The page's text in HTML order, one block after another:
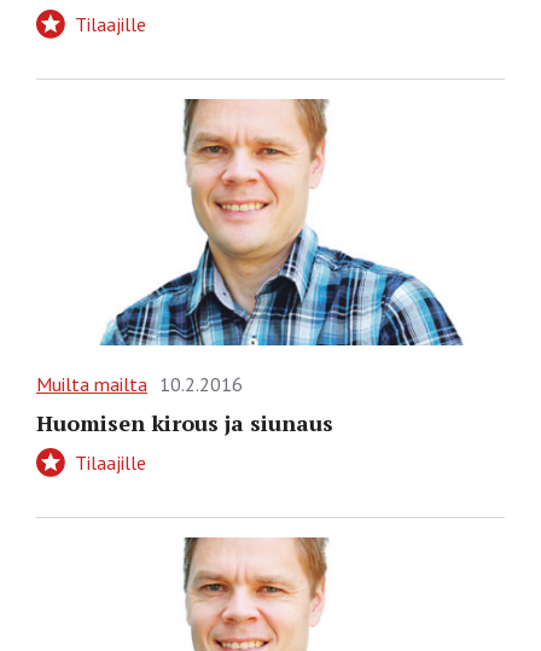
Tilaajille
Muilta mailta 10.2.2016
Huomisen kirous ja siunaus
Tilaajille